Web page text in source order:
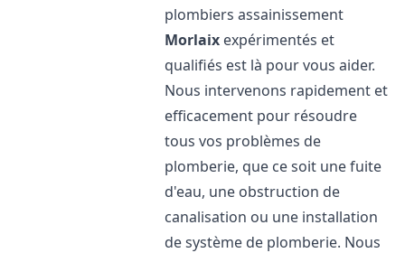
plombiers assainissement
Morlaix expérimentés et
qualifiés est là pour vous aider.
Nous intervenons rapidement et
efficacement pour résoudre
tous vos problèmes de
plomberie, que ce soit une fuite
d'eau, une obstruction de
canalisation ou une installation
de système de plomberie. Nous